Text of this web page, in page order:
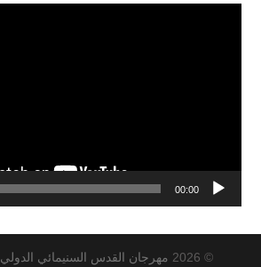
00:00
© 2026 مهرجان القدس السنيمائي الدولي